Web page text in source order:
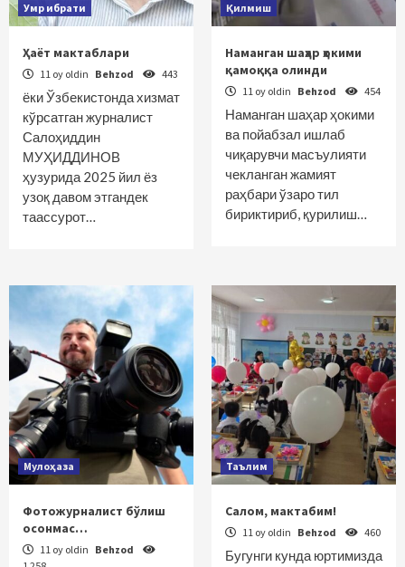
Умр ибрати
Ҳаёт мактаблари
11 oy oldin Behzod 443
ёки Ўзбекистонда хизмат
кўрсатган журналист
Салоҳиддин
МУҲИДДИНОВ
ҳузурида 2025 йил ёз
узоқ давом этгандек
таассурот…
Қилмиш
Наманган шаҳар ҳокими
қамоққа олинди
11 oy oldin Behzod 454
Наманган шаҳар ҳокими
ва пойабзал ишлаб
чиқарувчи масъулияти
чекланган жамият
раҳбари ўзаро тил
бириктириб, қурилиш…
Мулоҳаза
Фотожурналист бўлиш
осонмас…
11 oy oldin Behzod
Таълим
Салом, мактабим!
11 oy oldin Behzod 460
Бугунги кунда юртимизда